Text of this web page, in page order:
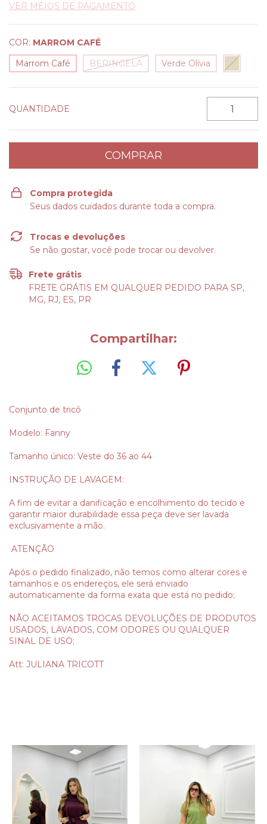
VER MEIOS DE PAGAMENTO
COR: MARROM CAFÉ
Marrom Café
BERINGELA Verde Olívia
QUANTIDADE
Compra protegida
Seus dados cuidados durante toda a compra.
Trocas e devoluções
Se não gostar, você pode trocar ou devolver.
Frete grátis
FRETE GRÁTIS EM QUALQUER PEDIDO PARA SP,
MG, RJ, ES, PR
Compartilhar:
Conjunto de tricô
Modelo: Fanny
Tamanho único: Veste do 36 ao 44
INSTRUÇÃO DE LAVAGEM:
A fim de evitar a danificação e encolhimento do tecido e
garantir maior durabilidade essa peça deve ser lavada
exclusivamente a mão.
ATENÇÃO
Após o pedido finalizado, não temos como alterar cores e
tamanhos e os endereços, ele será enviado
automaticamente da forma exata que está no pedido;
NÃO ACEITAMOS TROCAS DEVOLUÇÕES DE PRODUTOS
USADOS, LAVADOS, COM ODORES OU QUALQUER
SINAL DE USO;
Att: JULIANA TRICOTT